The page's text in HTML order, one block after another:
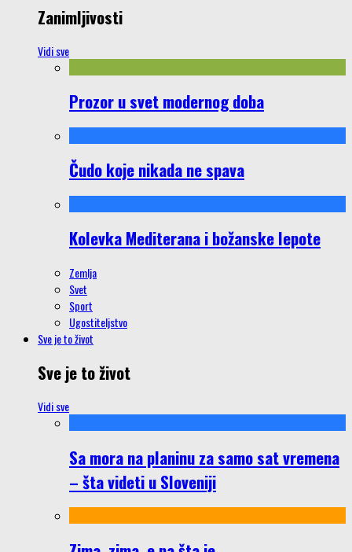
Zanimljivosti
Vidi sve
Prozor u svet modernog doba
Čudo koje nikada ne spava
Kolevka Mediterana i božanske lepote
Zemlja
Svet
Sport
Ugostiteljstvo
Sve je to život
Sve je to život
Vidi sve
Sa mora na planinu za samo sat vremena
– šta videti u Sloveniji